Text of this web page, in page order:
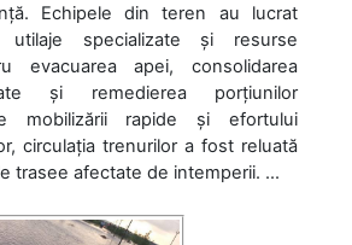
Echipele din teren au lucrat
utilaje specializate și resurse
evacuarea apei, consolidarea
și remedierea porțiunilor
mobilizării rapide și efortului
circulația trenurilor a fost reluată
trasee afectate de intemperii. ...